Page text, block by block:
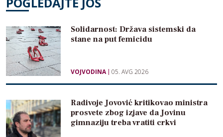
Solidarnost: Država sistemski da
stane na put femicidu
VOJVODINA 05. AVG 2026
Radivoje Jovović kritikovao ministra
prosvete zbog izjave da Jovinu
gimnaziju treba vratiti crkvi